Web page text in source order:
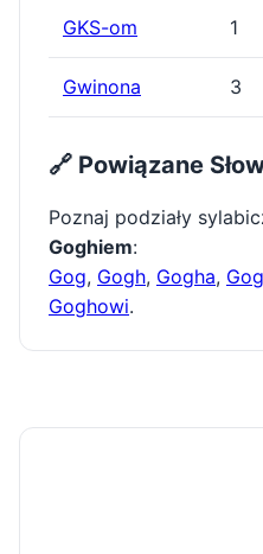
GKS-om 1
Gwinona 3
🔗 Powiązane
Poznaj podziały
Goghiem:
Gog, Gogh, Gogha,
Goghowi.